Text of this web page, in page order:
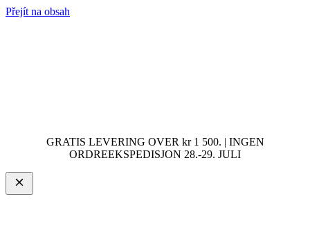
Přejít na obsah
GRATIS LEVERING OVER kr 1 500. | INGEN
ORDREEKSPEDISJON 28.-29. JULI